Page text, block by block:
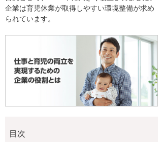
企業は育児休業が取得しやすい環境整備が求め
られています。
目次